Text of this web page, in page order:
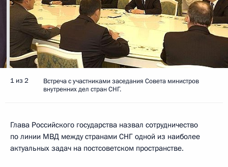
1 из 2
Встреча с участниками заседания Совета министров
внутренних дел стран СНГ.
Глава Российского государства назвал сотрудничество
по линии МВД между странами СНГ одной из наиболее
актуальных задач на постсоветском пространстве.